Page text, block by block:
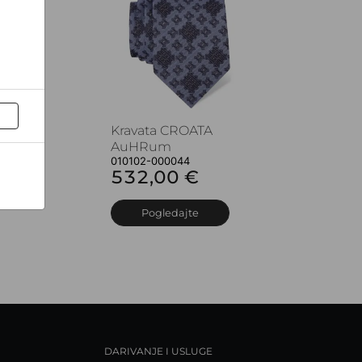
Kravata CROATA
AuHRum
010102-000044
532,00 €
Pogledajte
DARIVANJE I USLUGE